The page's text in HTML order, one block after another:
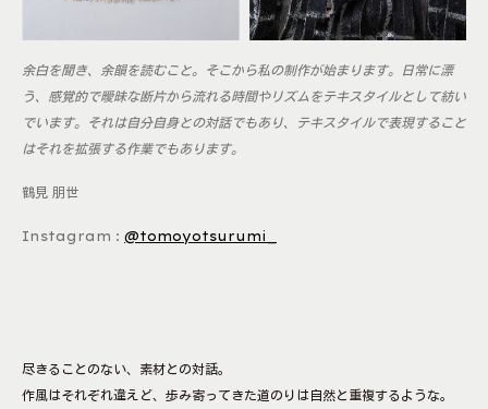
余白を聞き、余韻を読むこと。そこから私の制作が始まります。日常に漂
う、感覚的で曖昧な断片から流れる時間やリズムをテキスタイルとして紡い
でいます。それは自分自身との対話でもあり、テキスタイルで表現すること
はそれを拡張する作業でもあります。
鶴見 朋世
Instagram : @tomoyotsurumi_
尽きることのない、素材との対話。
作風はそれぞれ違えど、歩み寄ってきた道のりは自然と重複するような。